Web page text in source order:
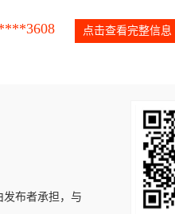
点击查看完整信息
布者承担，与